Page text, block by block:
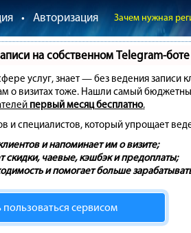
• Авторизация Зачем нужная
на собственном Telegram-боте
услуг, знает — без ведения
о визитах тоже. Нашли самый
первый месяц бесплатно.
и специалистов, который упрощает
и напоминает им о визите;
скидки, чаевые, кэшбэк и предоплаты;
и помогает больше
пользоваться сервисом